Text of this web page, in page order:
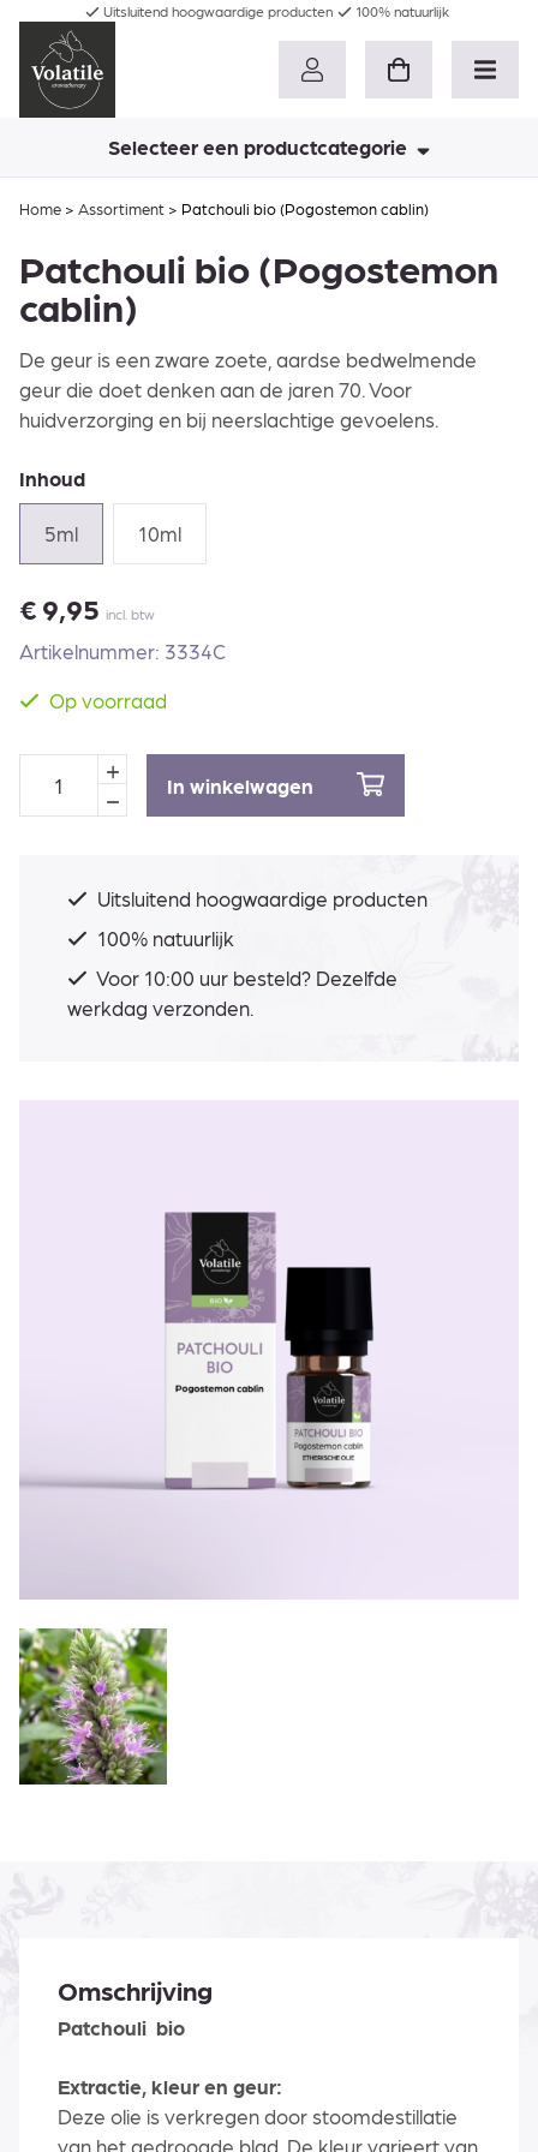
Uitsluitend hoogwaardige producten 100% natuurlijk
Selecteer een productcategorie
Home > Assortiment > Patchouli bio (Pogostemon cablin)
Patchouli bio (Pogostemon
cablin)
De geur is een zware zoete, aardse bedwelmende
geur die doet denken aan de jaren 70. Voor
huidverzorging en bij neerslachtige gevoelens.
Inhoud
5ml 10ml
€ 9,95 incl. btw
Artikelnummer: 3334C
Op voorraad
In winkelwagen
Uitsluitend hoogwaardige producten
100% natuurlijk
Voor 10:00 uur besteld? Dezelfde
werkdag verzonden.
Omschrijving
Patchouli bio
Extractie, kleur en geur:
Deze olie is verkregen door stoomdestillatie
van het gedroogde blad. De kleur varieert van